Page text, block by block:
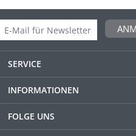
SERVICE
INFORMATIONEN
FOLGE UNS